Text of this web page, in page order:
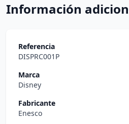
Información
Referencia
DISPRC001P
Marca
Disney
Fabricante
Enesco